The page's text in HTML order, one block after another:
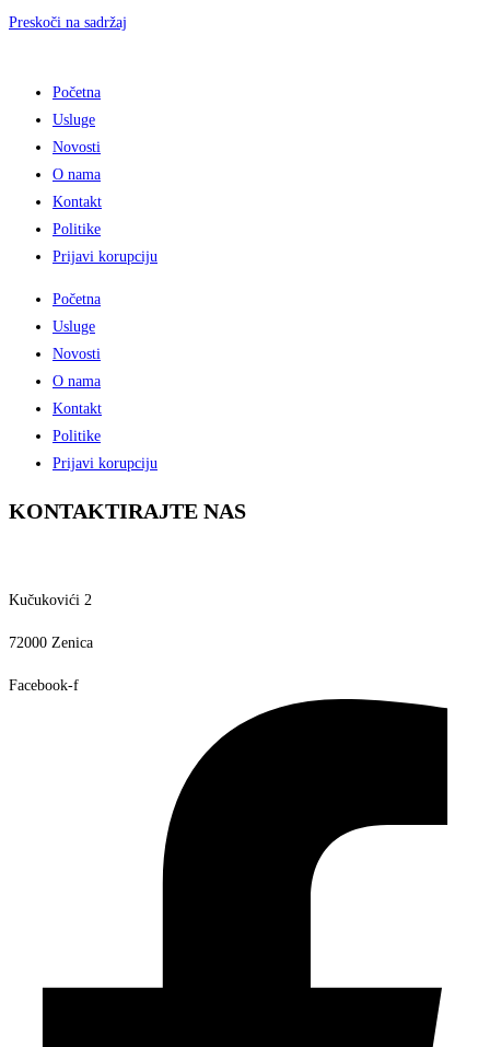
Preskoči na sadržaj
Početna
Usluge
Novosti
O nama
Kontakt
Politike
Prijavi korupciju
Početna
Usluge
Novosti
O nama
Kontakt
Politike
Prijavi korupciju
KONTAKTIRAJTE NAS
Kučukovići 2
72000 Zenica
Facebook-f